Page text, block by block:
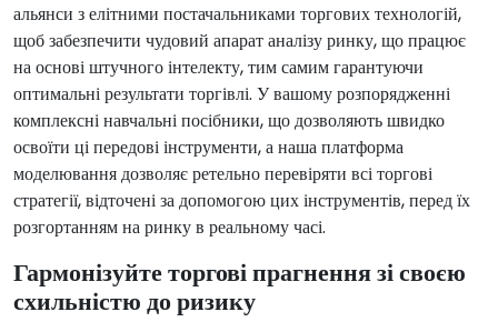
альянси з елітними постачальниками торгових технологій,
щоб забезпечити чудовий апарат аналізу ринку, що працює
на основі штучного інтелекту, тим самим гарантуючи
оптимальні результати торгівлі. У вашому розпорядженні
комплексні навчальні посібники, що дозволяють швидко
освоїти ці передові інструменти, а наша платформа
моделювання дозволяє ретельно перевіряти всі торгові
стратегії, відточені за допомогою цих інструментів, перед їх
розгортанням на ринку в реальному часі.
Гармонізуйте торгові прагнення зі своєю
схильністю до ризику